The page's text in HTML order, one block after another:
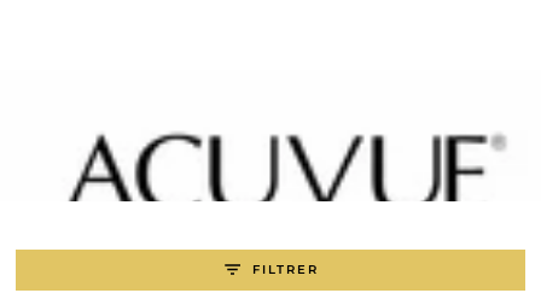
FILTRER